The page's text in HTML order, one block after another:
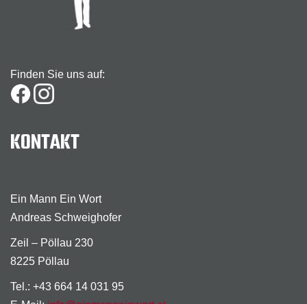
Finden Sie uns auf:
KONTAKT
Ein Mann Ein Wort
Andreas Schweighofer
Zeil – Pöllau 230
8225 Pöllau
Tel.: +43 664 14 031 95